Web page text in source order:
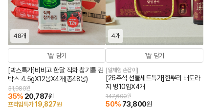
48개
담기
[박스특가]비비고 한달 직화 참기름 김
박스 4.5gX12봉X4개(총48봉)
31,980원
35% 20,787원
프라임특가19,827원
4개
담기
[일체형 손잡이]
[26추석 선물세트특가]한뿌리 배도라
지 병10입X4개
147,600원
50% 73,800원